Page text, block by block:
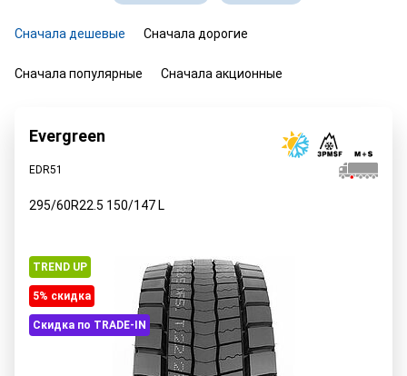
Сначала дешевые Сначала дорогие
Сначала популярные Сначала акционные
Evergreen
EDR51
295/60R22.5 150/147 L
TREND UP
5% cкидка
Скидка по TRADE-IN